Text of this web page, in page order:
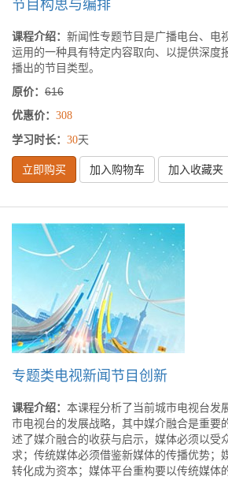
节目构思与编排
课程介绍： 新闻性专题节目是广播电台、电
运用的一种具有特定内容取向、以提供深度
播出的节目类型。
原价： 616
优惠价： 308
学习时长： 30天
立即购买 加入购物车 加入收藏夹
专题类电视新闻节目创新
课程介绍： 本课程分析了当前城市电视台发
市电视台的发展战略，其中媒介融合是重要
述了媒介融合的收获与启示，媒体必须以受
求；传统媒体必须借鉴新媒体的传播优势；
转化成为资本；媒体平台重构要以传统媒体